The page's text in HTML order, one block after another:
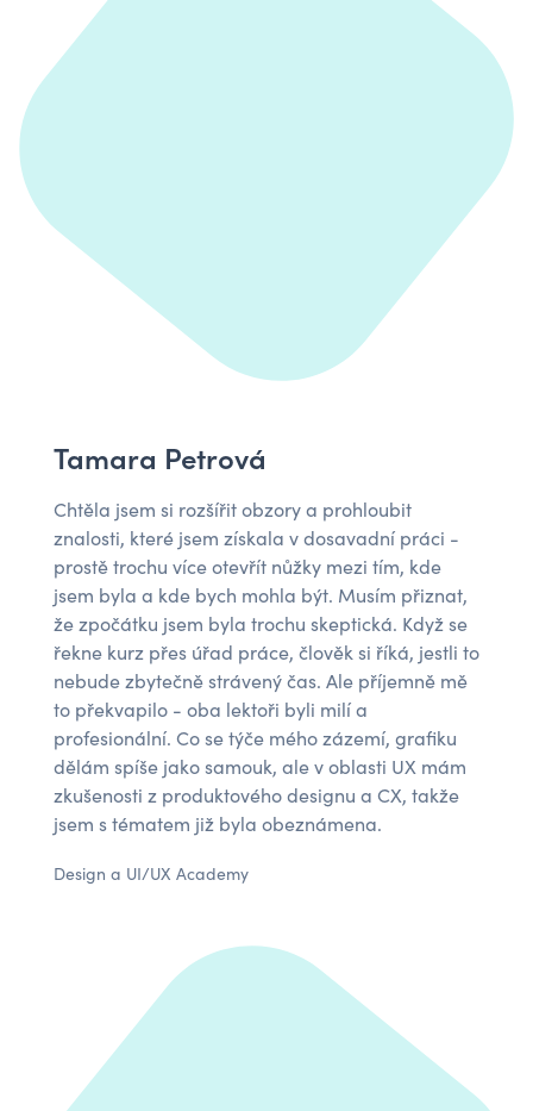
Tamara Petrová
Chtěla jsem si rozšířit obzory a prohloubit
znalosti, které jsem získala v dosavadní práci -
prostě trochu více otevřít nůžky mezi tím, kde
jsem byla a kde bych mohla být. Musím přiznat,
že zpočátku jsem byla trochu skeptická. Když se
řekne kurz přes úřad práce, člověk si říká, jestli to
nebude zbytečně strávený čas. Ale příjemně mě
to překvapilo - oba lektoři byli milí a
profesionální. Co se týče mého zázemí, grafiku
dělám spíše jako samouk, ale v oblasti UX mám
zkušenosti z produktového designu a CX, takže
jsem s tématem již byla obeznámena.
Design a UI/UX Academy